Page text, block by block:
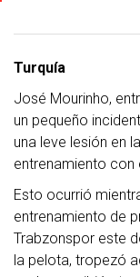
Turquía
José Mourinho,
un pequeño
una leve lesión en
entrenamiento con
Esto ocurrió
entrenamiento de
Trabzonspor este
la pelota, tropezó